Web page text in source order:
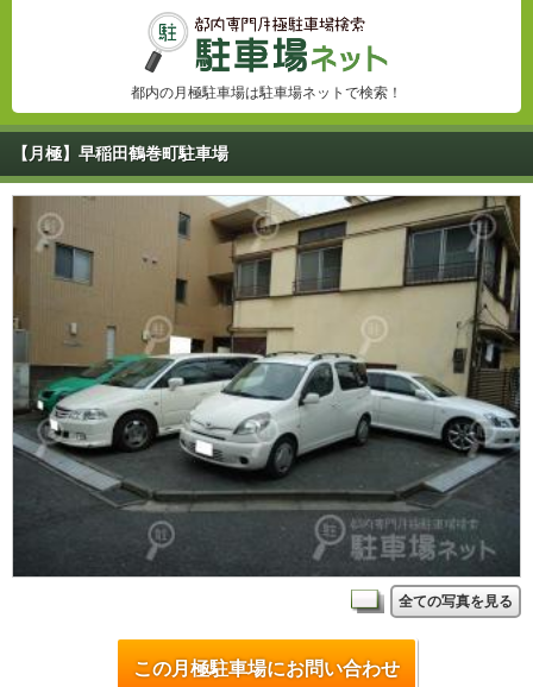
都内の月極駐車場は駐車場ネットで検索！
【月極】早稲田鶴巻町駐車場
全ての写真を見る
この月極駐車場にお問い合わせ